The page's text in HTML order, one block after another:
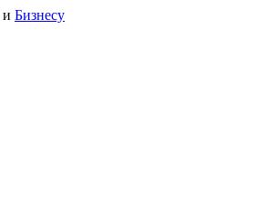
и Бизнесу